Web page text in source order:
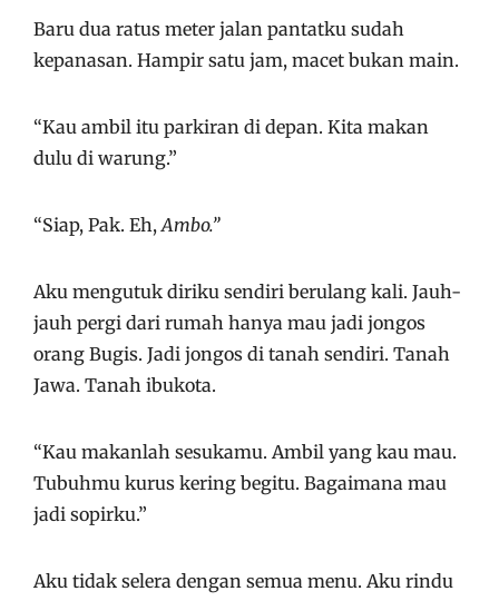
Baru dua ratus meter jalan pantatku sudah
kepanasan. Hampir satu jam, macet bukan main.
“Kau ambil itu parkiran di depan. Kita makan
dulu di warung.”
“Siap, Pak. Eh,Ambo.”
Aku mengutuk diriku sendiri berulang kali. Jauh-
jauh pergi dari rumah hanya mau jadi jongos
orang Bugis. Jadi jongos di tanah sendiri. Tanah
Jawa. Tanah ibukota.
“Kau makanlah sesukamu. Ambil yang kau mau.
Tubuhmu kurus kering begitu. Bagaimana mau
jadi sopirku.”
Aku tidak selera dengan semua menu. Aku rindu